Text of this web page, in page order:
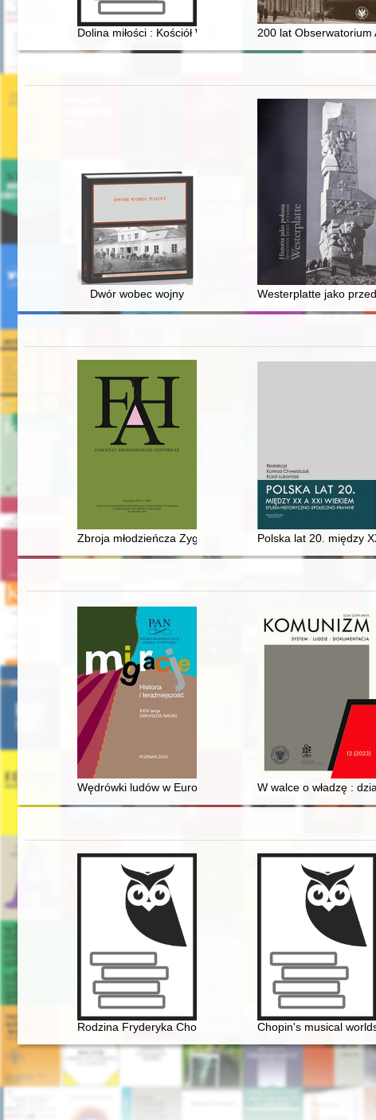
Dolina miłości : Kościół Wniebowzięcia Najświętszej
200 lat Obserwatorium
Dwór wobec wojny Westerplatte jako
Zbroja młodzieńcza Zygmunta Augusta w zbiorach
Polska lat 20. między
Wędrówki ludów w Europie w czasach starożytności i
W walce o władzę :
Rodzina Fryderyka Chopina na przełomie XVIII i XIX w
Chopin's musical